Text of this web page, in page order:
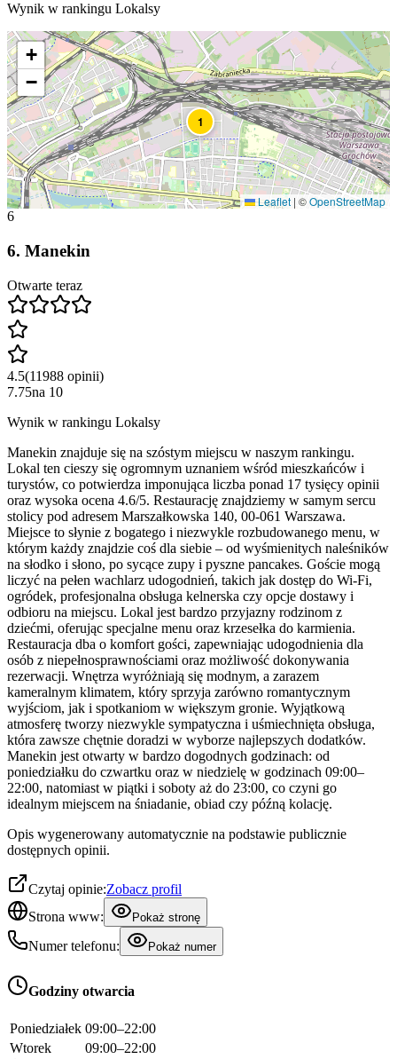
Wynik w rankingu Lokalsy
1
+
−
Leaflet | ©OpenStreetMap
6
6. Manekin
Otwarte teraz
4.5(11988 opinii)
7.75na 10
Wynik w rankingu Lokalsy
Manekin znajduje się na szóstym miejscu w naszym rankingu.
Lokal ten cieszy się ogromnym uznaniem wśród mieszkańców i
turystów, co potwierdza imponująca liczba ponad 17 tysięcy opinii
oraz wysoka ocena 4.6/5. Restaurację znajdziemy w samym sercu
stolicy pod adresem Marszałkowska 140, 00-061 Warszawa.
Miejsce to słynie z bogatego i niezwykle rozbudowanego menu, w
którym każdy znajdzie coś dla siebie – od wyśmienitych naleśników
na słodko i słono, po sycące zupy i pyszne pancakes. Goście mogą
liczyć na pełen wachlarz udogodnień, takich jak dostęp do Wi-Fi,
ogródek, profesjonalna obsługa kelnerska czy opcje dostawy i
odbioru na miejscu. Lokal jest bardzo przyjazny rodzinom z
dziećmi, oferując specjalne menu oraz krzesełka do karmienia.
Restauracja dba o komfort gości, zapewniając udogodnienia dla
osób z niepełnosprawnościami oraz możliwość dokonywania
rezerwacji. Wnętrza wyróżniają się modnym, a zarazem
kameralnym klimatem, który sprzyja zarówno romantycznym
wyjściom, jak i spotkaniom w większym gronie. Wyjątkową
atmosferę tworzy niezwykle sympatyczna i uśmiechnięta obsługa,
która zawsze chętnie doradzi w wyborze najlepszych dodatków.
Manekin jest otwarty w bardzo dogodnych godzinach: od
poniedziałku do czwartku oraz w niedzielę w godzinach 09:00–
22:00, natomiast w piątki i soboty aż do 23:00, co czyni go
idealnym miejscem na śniadanie, obiad czy późną kolację.
Opis wygenerowany automatycznie na podstawie publicznie
dostępnych opinii.
Czytaj opinie:Zobacz profil
Strona www:
Pokaż stronę
Numer telefonu: Pokaż numer
Godziny otwarcia
Poniedziałek 09:00–22:00
Wtorek
09:00–22:00